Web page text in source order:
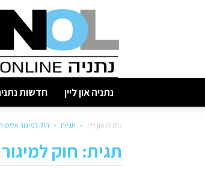
נתניה
נתניה און ליין חדשות
נתניה און ליין תגיות חוק למיגור
תגית: חוק